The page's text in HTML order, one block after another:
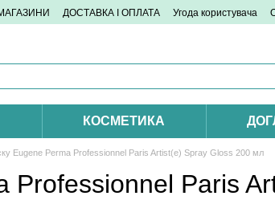
ДОСТАВКА І ОПЛАТА Угода користувача
КОСМЕТИКА
Eugene Рerma Professionnel Paris Artist(e) Spray Gloss 200 мл
Paris